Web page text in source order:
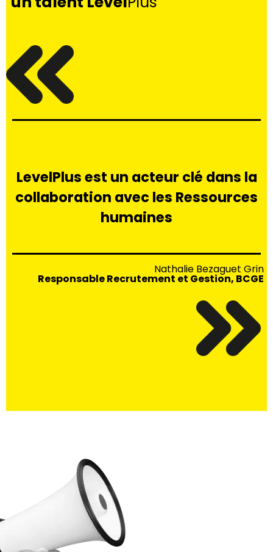
Nathalie Bezaguet Grin
Responsable Recrutement et Gestion, BCGE
LevelPlus est un acteur clé dans la
collaboration avec les Ressources
humaines